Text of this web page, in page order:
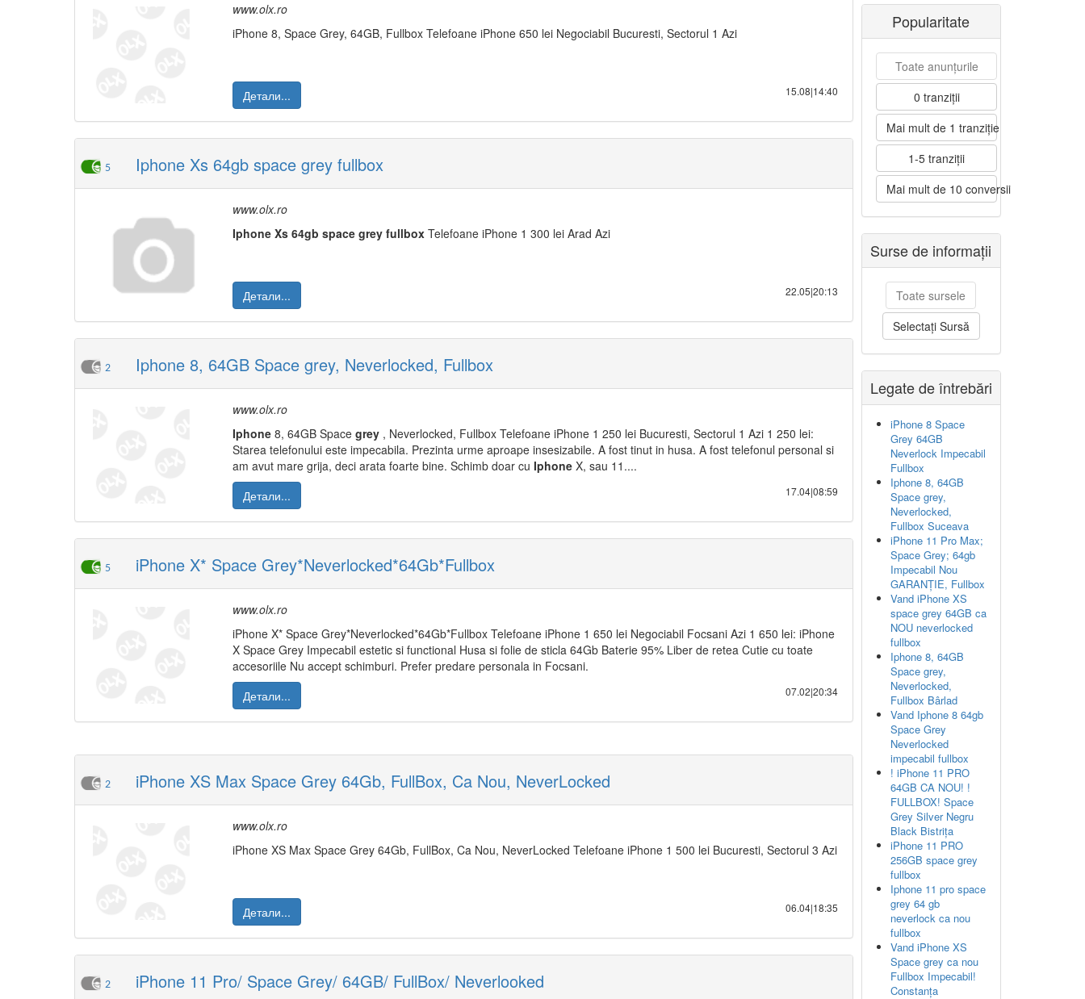
www.olx.ro
iPhone 8, Space Grey, 64GB, Fullbox Telefoane iPhone 650 lei Negociabil Bucuresti, Sectorul 1 Azi
Детали... 15.08|14:40
5 Iphone Xs 64gb space grey fullbox
www.olx.ro
Iphone Xs 64gb space grey fullbox Telefoane iPhone 1 300 lei Arad Azi
Детали... 22.05|20:13
2 Iphone 8, 64GB Space grey, Neverlocked, Fullbox
www.olx.ro
Iphone 8, 64GB Space grey , Neverlocked, Fullbox Telefoane iPhone 1 250 lei Bucuresti, Sectorul 1 Azi 1 250 lei:
Starea telefonului este impecabila. Prezinta urme aproape insesizabile. A fost tinut in husa. A fost telefonul personal si
am avut mare grija, deci arata foarte bine. Schimb doar cu Iphone X, sau 11....
Детали...
17.04|08:59
5 iPhone X* Space Grey*Neverlocked*64Gb*Fullbox
www.olx.ro
iPhone X* Space Grey*Neverlocked*64Gb*Fullbox Telefoane iPhone 1 650 lei Negociabil Focsani Azi 1 650 lei: iPhone
X Space Grey Impecabil estetic si functional Husa si folie de sticla 64Gb Baterie 95% Liber de retea Cutie cu toate
accesoriile Nu accept schimburi. Prefer predare personala in Focsani.
Детали...
07.02|20:34
2 iPhone XS Max Space Grey 64Gb, FullBox, Ca Nou, NeverLocked
www.olx.ro
iPhone XS Max Space Grey 64Gb, FullBox, Ca Nou, NeverLocked Telefoane iPhone 1 500 lei Bucuresti, Sectorul 3 Azi
Детали... 06.04|18:35
2 iPhone 11 Pro/ Space Grey/ 64GB/ FullBox/ Neverlooked
Popularitate
Toate anunțurile
0 tranziții
Mai mult de 1 tranziție
1-5 tranziții
Mai mult de 10 conversii
Surse de informații
Toate sursele
Selectați Sursă
Legate de întrebări
iPhone 8 Space
Grey 64GB
Neverlock Impecabil
Fullbox
Iphone 8, 64GB
Space grey,
Neverlocked,
Fullbox Suceava
iPhone 11 Pro Max;
Space Grey; 64gb
Impecabil Nou
GARANȚIE, Fullbox
Vand iPhone XS
space grey 64GB ca
NOU neverlocked
fullbox
Iphone 8, 64GB
Space grey,
Neverlocked,
Fullbox Bârlad
Vand Iphone 8 64gb
Space Grey
Neverlocked
impecabil fullbox
! iPhone 11 PRO
64GB CA NOU! !
FULLBOX! Space
Grey Silver Negru
Black Bistrița
iPhone 11 PRO
256GB space grey
fullbox
Iphone 11 pro space
grey 64 gb
neverlock ca nou
fullbox
Vand iPhone XS
Space grey ca nou
Fullbox Impecabil!
Constanța